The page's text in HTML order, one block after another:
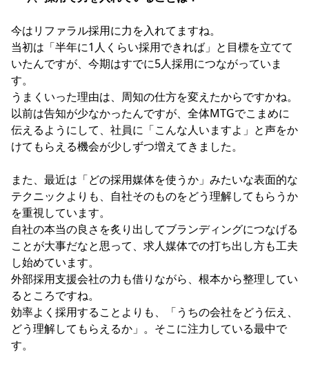
今はリファラル採用に力を入れてますね。
当初は「半年に1人くらい採用できれば」と目標を立てて
いたんですが、今期はすでに5人採用につながっていま
す。
うまくいった理由は、周知の仕方を変えたからですかね。
以前は告知が少なかったんですが、全体MTGでこまめに
伝えるようにして、社員に「こんな人いますよ」と声をか
けてもらえる機会が少しずつ増えてきました。
また、最近は「どの採用媒体を使うか」みたいな表面的な
テクニックよりも、自社そのものをどう理解してもらうか
を重視しています。
自社の本当の良さを炙り出してブランディングにつなげる
ことが大事だなと思って、求人媒体での打ち出し方も工夫
し始めています。
外部採用支援会社の力も借りながら、根本から整理してい
るところですね。
効率よく採用することよりも、「うちの会社をどう伝え、
どう理解してもらえるか」。そこに注力している最中で
す。